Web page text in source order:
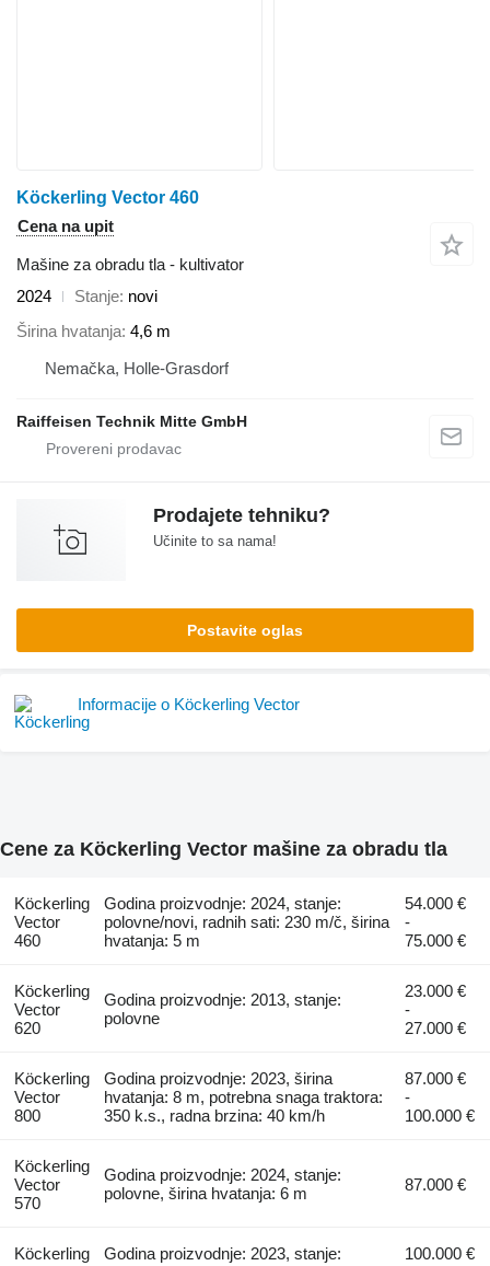
Köckerling Vector 460
Cena na upit
Mašine za obradu tla - kultivator
2024
Stanje novi
Širina hvatanja 4,6 m
Nemačka, Holle-Grasdorf
Raiffeisen Technik Mitte GmbH
Prodajete tehniku?
Učinite to sa nama!
Postavite oglas
Informacije o Köckerling Vector
Cene za Köckerling Vector mašine za obradu tla
Köckerling
Vector
460
Godina proizvodnje: 2024, stanje:
polovne/novi, radnih sati: 230 m/č, širina
hvatanja: 5 m
54.000 €
-
75.000 €
Köckerling
Vector
620
Godina proizvodnje: 2013, stanje:
polovne
23.000 €
-
27.000 €
Köckerling
Vector
800
Godina proizvodnje: 2023, širina
hvatanja: 8 m, potrebna snaga traktora:
350 k.s., radna brzina: 40 km/h
87.000 €
-
100.000 €
Köckerling
Vector
570
Godina proizvodnje: 2024, stanje:
polovne, širina hvatanja: 6 m
87.000 €
Köckerling
Godina proizvodnje: 2023, stanje:
100.000 €